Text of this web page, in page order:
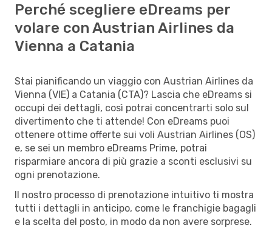
Perché scegliere eDreams per
volare con Austrian Airlines da
Vienna a Catania
Stai pianificando un viaggio con Austrian Airlines da
Vienna (VIE) a Catania (CTA)? Lascia che eDreams si
occupi dei dettagli, così potrai concentrarti solo sul
divertimento che ti attende! Con eDreams puoi
ottenere ottime offerte sui voli Austrian Airlines (OS)
e, se sei un membro eDreams Prime, potrai
risparmiare ancora di più grazie a sconti esclusivi su
ogni prenotazione.
Il nostro processo di prenotazione intuitivo ti mostra
tutti i dettagli in anticipo, come le franchigie bagagli
e la scelta del posto, in modo da non avere sorprese.